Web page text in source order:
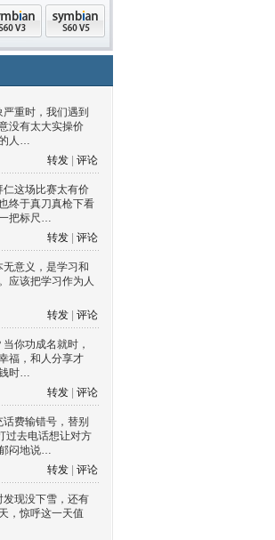
重时，我们遇到
没有太大实操价
人…
转发
评论
仁这场比赛太有价
终于真刀真枪下看
把标尺…
转发
评论
无意义，是学习和
应该把学习作为人
转发
评论
你功成名就时，
福，和人分享才
时…
转发
评论
话费输错号，替别
过去电话想让对方
闷地说…
转发
评论
发现没下雪，还有
，惊呼这一天值